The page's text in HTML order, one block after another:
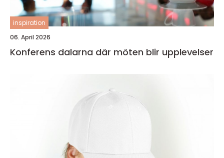
inspiration
06. April 2026
Konferens dalarna där möten blir upplevelser